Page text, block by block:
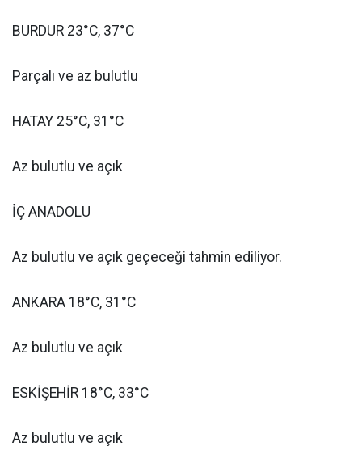
BURDUR 23°C, 37°C
Parçalı ve az bulutlu
HATAY 25°C, 31°C
Az bulutlu ve açık
İÇ ANADOLU
Az bulutlu ve açık geçeceği tahmin ediliyor.
ANKARA 18°C, 31°C
Az bulutlu ve açık
ESKİŞEHİR 18°C, 33°C
Az bulutlu ve açık